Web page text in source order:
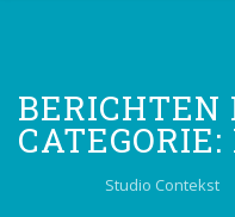
BERICHTEN
CATEGORIE:
Studio Contekst